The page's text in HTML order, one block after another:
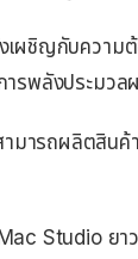
ชิญกับความต้
ารพลังประมวล
มารถผลิตสิน
Studio ยา